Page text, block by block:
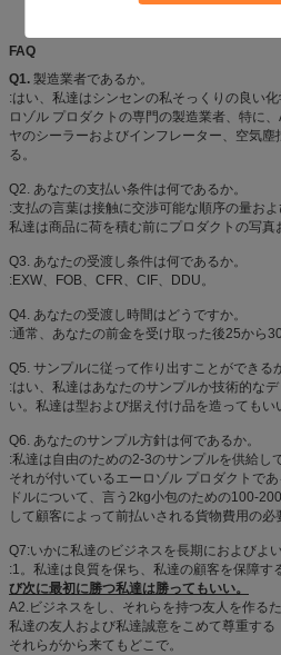
FAQ
Q1. 製造業者であるか。
:はい、私達はシンセンの私そっくりの良い
ロゾル プロダクトの専門の製造業者、特に
ヤのシーラーおよびインフレーター、空気
る。
Q2. あなたの支払い条件は何であるか。
:支払の言葉は接触に交渉可能な順序の量お
私達は商品に荷を積む前にプロダクトの写真
Q3. あなたの受渡し条件は何であるか。
:EXW、FOB、CFR、CIF、DDU。
Q4. あなたの受渡し時間はどうですか。
:通常、あなたの前金を受け取った後25から30
Q5. サンプルに従って作り出すことができる
:はい、私達はあなたのサンプルか技術的な
い。私達は型および据え付け品を造ってもい
Q6. あなたのサンプル方針は何であるか。
:私達は自由のための2-3のサンプルを供給し
それが付いているエーロゾル プロダクトで
ドルについて、言う2kg小包のための100-
して顧客によって前払いされる貨物費用の必
Q7:いかに私達のビジネスを長期におよびよ
:1。私達は良質を保ち、私達の顧客を保障す
び次に最初に勝つ私達は勝ってもいい。
A2.ビジネスをし、それらを持つ友人を作る
私達の友人および私達誠意をこめて尊重する
それらがから来てもどこで。